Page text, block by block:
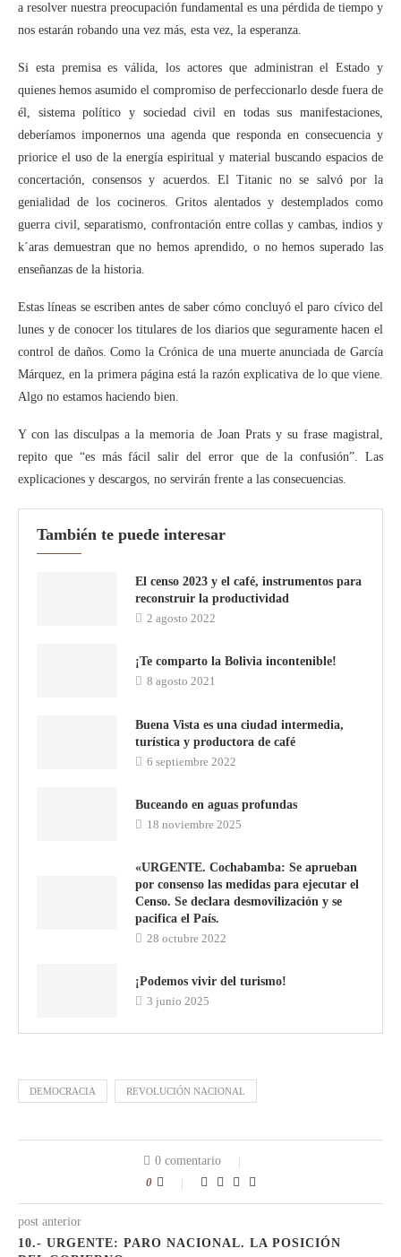
a resolver nuestra preocupación fundamental es una pérdida de tiempo y
nos estarán robando una vez más, esta vez, la esperanza.
Si esta premisa es válida, los actores que administran el Estado y
quienes hemos asumido el compromiso de perfeccionarlo desde fuera de
él, sistema político y sociedad civil en todas sus manifestaciones,
deberíamos imponernos una agenda que responda en consecuencia y
priorice el uso de la energía espiritual y material buscando espacios de
concertación, consensos y acuerdos. El Titanic no se salvó por la
genialidad de los cocineros. Gritos alentados y destemplados como
guerra civil, separatismo, confrontación entre collas y cambas, indios y
k´aras demuestran que no hemos aprendido, o no hemos superado las
enseñanzas de la historia.
Estas líneas se escriben antes de saber cómo concluyó el paro cívico del
lunes y de conocer los titulares de los diarios que seguramente hacen el
control de daños. Como la Crónica de una muerte anunciada de García
Márquez, en la primera página está la razón explicativa de lo que viene.
Algo no estamos haciendo bien.
Y con las disculpas a la memoria de Joan Prats y su frase magistral,
repito que “es más fácil salir del error que de la confusión”. Las
explicaciones y descargos, no servirán frente a las consecuencias.
También te puede interesar
El censo 2023 y el café, instrumentos para
reconstruir la productividad
2 agosto 2022
¡Te comparto la Bolivia incontenible!
8 agosto 2021
Buena Vista es una ciudad intermedia,
turística y productora de café
6 septiembre 2022
Buceando en aguas profundas
18 noviembre 2025
«URGENTE. Cochabamba: Se aprueban
por consenso las medidas para ejecutar el
Censo. Se declara desmovilización y se
pacifica el País.
28 octubre 2022
¡Podemos vivir del turismo!
3 junio 2025
DEMOCRACIA REVOLUCIÓN NACIONAL
0 comentario
0
post anterior
10.- URGENTE: PARO NACIONAL. LA POSICIÓN